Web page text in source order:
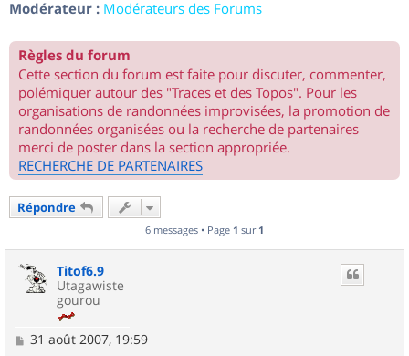
Modérateur : Modérateurs des Forums
Règles du forum
Cette section du forum est faite pour discuter, commenter,
polémiquer autour des "Traces et des Topos". Pour les
organisations de randonnées improvisées, la promotion de
randonnées organisées ou la recherche de partenaires
merci de poster dans la section appropriée.
RECHERCHE DE PARTENAIRES
Répondre
6 messages • Page 1 sur 1
Titof6.9
Utagawiste
gourou
M
31 août 2007, 19:59